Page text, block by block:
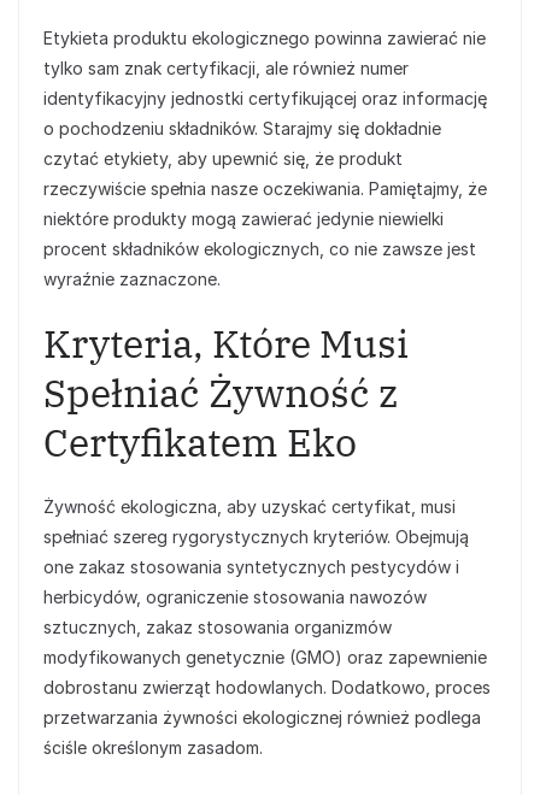
Etykieta produktu ekologicznego powinna zawierać nie
tylko sam znak certyfikacji, ale również numer
identyfikacyjny jednostki certyfikującej oraz informację
o pochodzeniu składników. Starajmy się dokładnie
czytać etykiety, aby upewnić się, że produkt
rzeczywiście spełnia nasze oczekiwania. Pamiętajmy, że
niektóre produkty mogą zawierać jedynie niewielki
procent składników ekologicznych, co nie zawsze jest
wyraźnie zaznaczone.
Kryteria, Które Musi
Spełniać Żywność z
Certyfikatem Eko
Żywność ekologiczna, aby uzyskać certyfikat, musi
spełniać szereg rygorystycznych kryteriów. Obejmują
one zakaz stosowania syntetycznych pestycydów i
herbicydów, ograniczenie stosowania nawozów
sztucznych, zakaz stosowania organizmów
modyfikowanych genetycznie (GMO) oraz zapewnienie
dobrostanu zwierząt hodowlanych. Dodatkowo, proces
przetwarzania żywności ekologicznej również podlega
ściśle określonym zasadom.